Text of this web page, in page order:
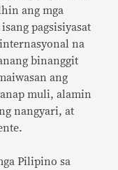
ang mga
pagsisiyasat
na
binanggit
ang
muli, alamin
nangyari, at
Pilipino sa